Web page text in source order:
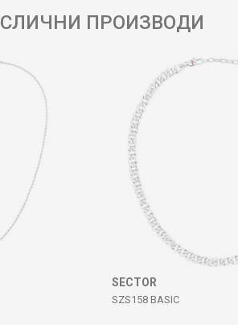
СЛИЧНИ ПРОИЗВОДИ
SECTOR
SZS158 BASIC